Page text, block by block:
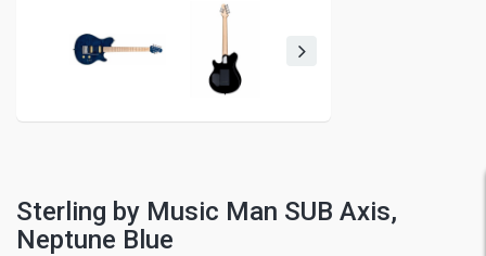
Sterling by Music Man SUB Axis,
Neptune Blue